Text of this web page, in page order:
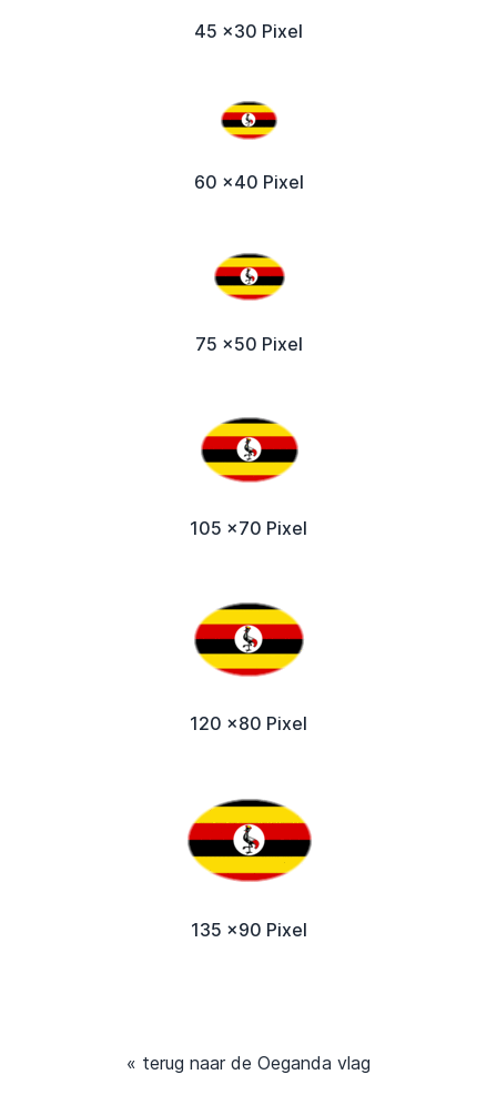
45 x30 Pixel
60 x40 Pixel
75 x50 Pixel
105 x70 Pixel
120 x80 Pixel
135 x90 Pixel
« terug naar de Oeganda vlag